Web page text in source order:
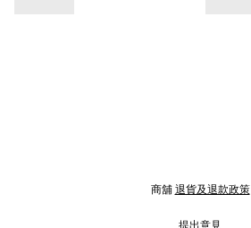
商舖 退貨及退款政策